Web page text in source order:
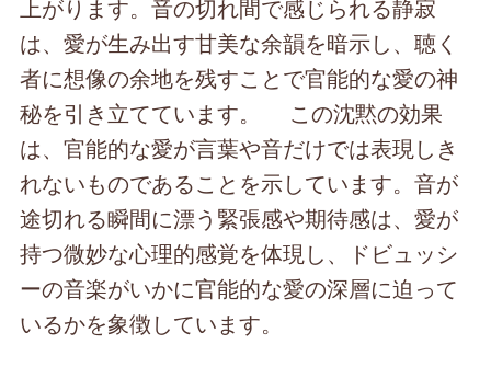
上がります。音の切れ間で感じられる静寂
は、愛が生み出す甘美な余韻を暗示し、聴く
者に想像の余地を残すことで官能的な愛の神
秘を引き立てています。 この沈黙の効果
は、官能的な愛が言葉や音だけでは表現しき
れないものであることを示しています。音が
途切れる瞬間に漂う緊張感や期待感は、愛が
持つ微妙な心理的感覚を体現し、ドビュッシ
ーの音楽がいかに官能的な愛の深層に迫って
いるかを象徴しています。